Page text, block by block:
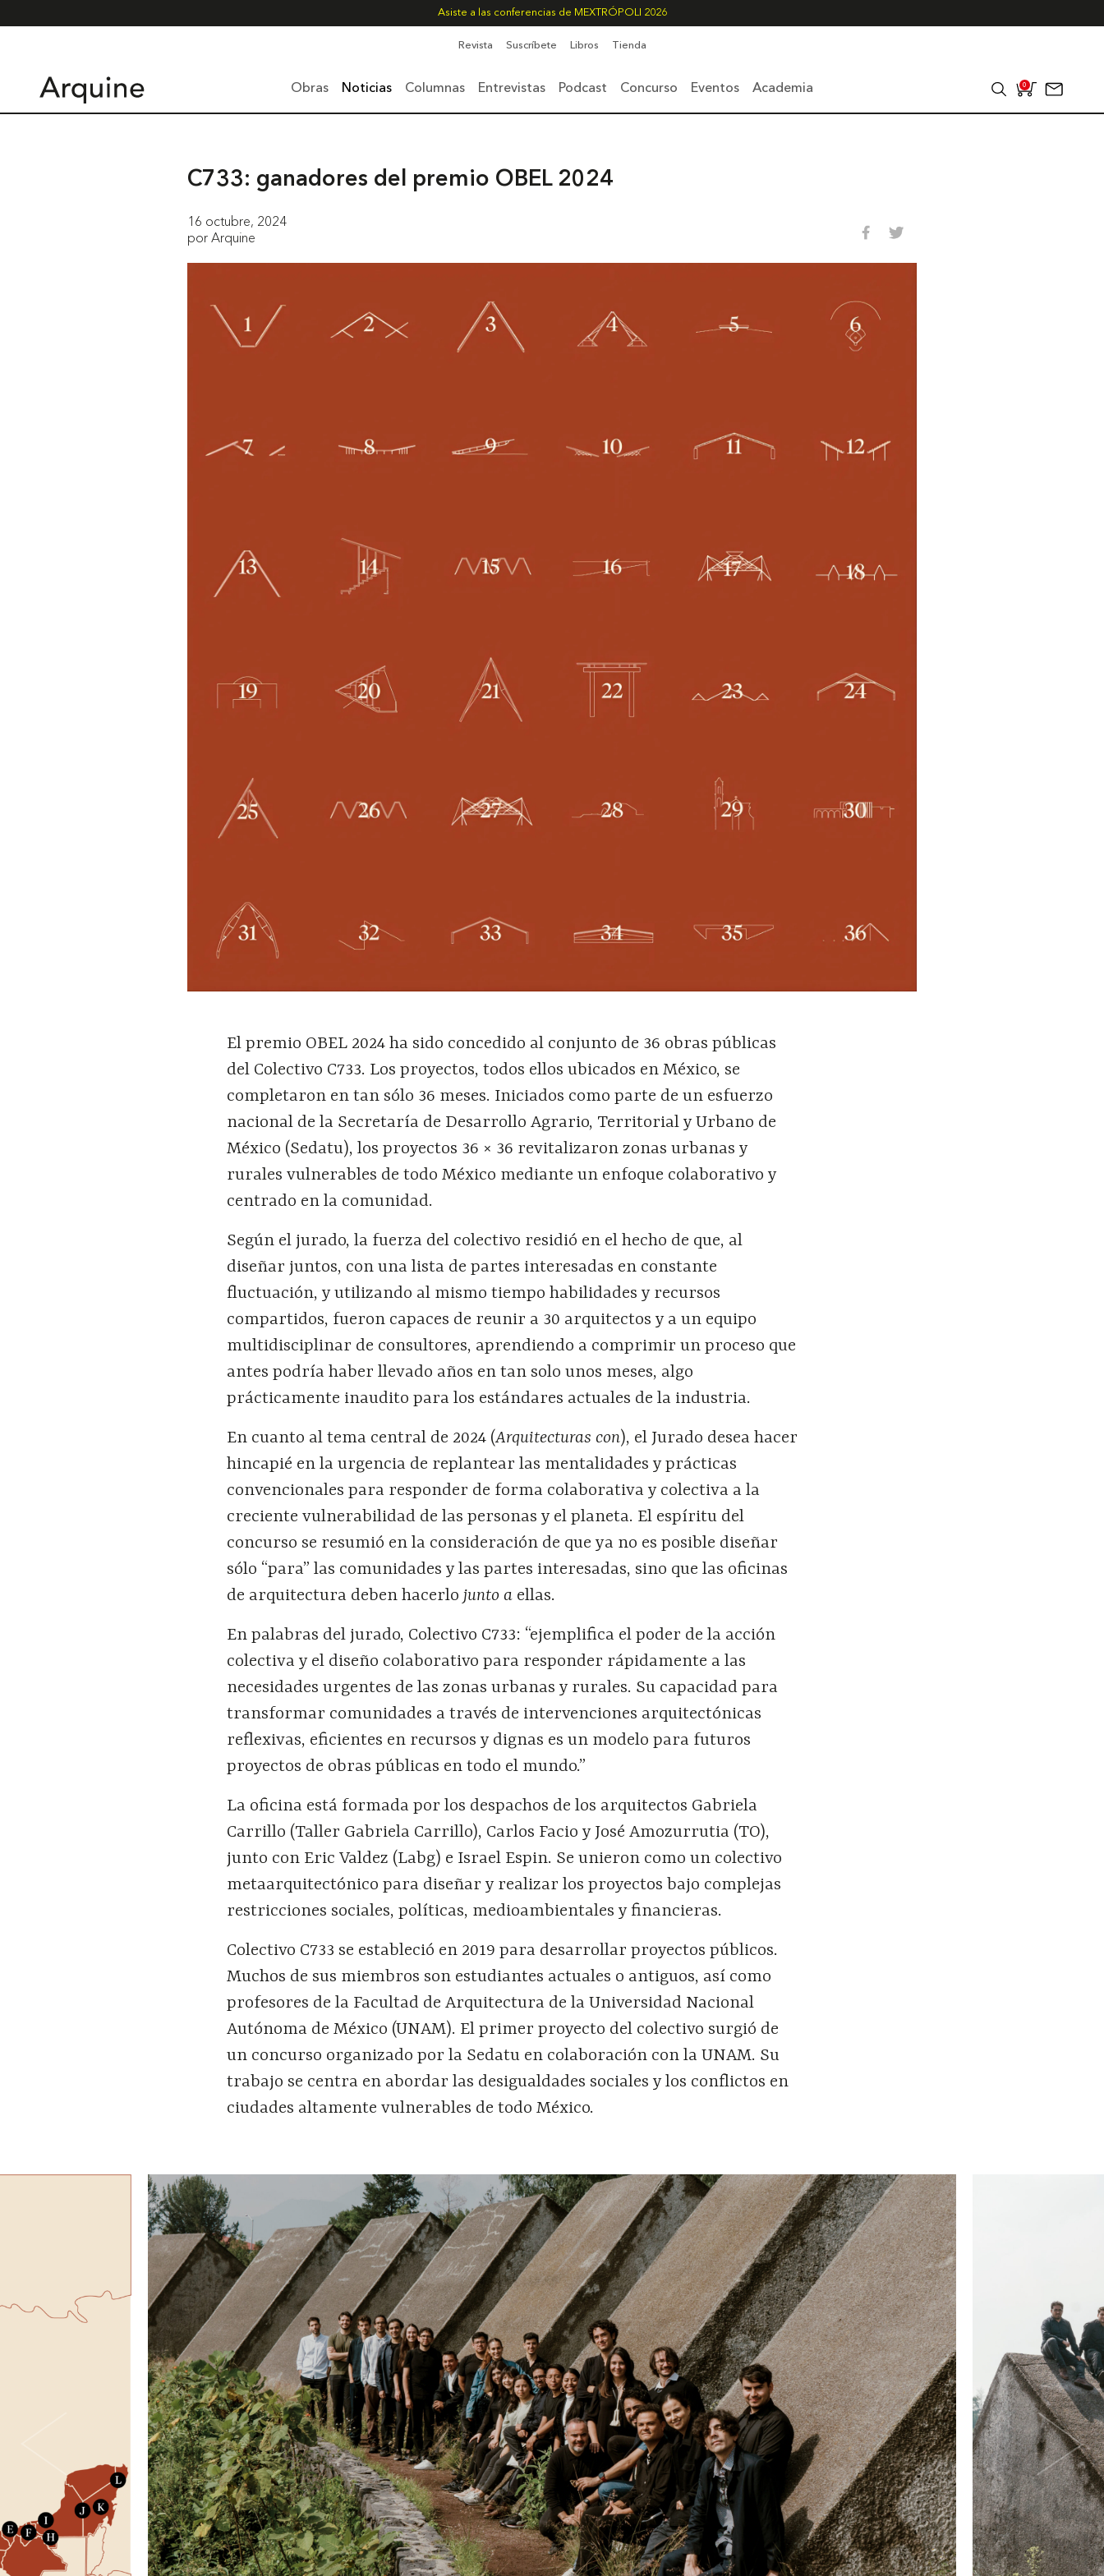
Asiste a las conferencias de MEXTRÓPOLI 2026
Revista Suscríbete Libros Tienda
Obras Noticias Columnas Entrevistas Podcast Concurso Eventos Academia 0
C733: ganadores del premio OBEL 2024
16 octubre, 2024
por Arquine
El premio OBEL 2024 ha sido concedido al conjunto de 36 obras públicas
del Colectivo C733. Los proyectos, todos ellos ubicados en México, se
completaron en tan sólo 36 meses. Iniciados como parte de un esfuerzo
nacional de la Secretaría de Desarrollo Agrario, Territorial y Urbano de
México (Sedatu), los proyectos 36 × 36 revitalizaron zonas urbanas y
rurales vulnerables de todo México mediante un enfoque colaborativo y
centrado en la comunidad.
Según el jurado, la fuerza del colectivo residió en el hecho de que, al
diseñar juntos, con una lista de partes interesadas en constante
fluctuación, y utilizando al mismo tiempo habilidades y recursos
compartidos, fueron capaces de reunir a 30 arquitectos y a un equipo
multidisciplinar de consultores, aprendiendo a comprimir un proceso que
antes podría haber llevado años en tan solo unos meses, algo
prácticamente inaudito para los estándares actuales de la industria.
En cuanto al tema central de 2024 (Arquitecturas con), el Jurado desea hacer
hincapié en la urgencia de replantear las mentalidades y prácticas
convencionales para responder de forma colaborativa y colectiva a la
creciente vulnerabilidad de las personas y el planeta. El espíritu del
concurso se resumió en la consideración de que ya no es posible diseñar
sólo “para” las comunidades y las partes interesadas, sino que las oficinas
de arquitectura deben hacerlojunto a ellas.
En palabras del jurado, Colectivo C733: “ejemplifica el poder de la acción
colectiva y el diseño colaborativo para responder rápidamente a las
necesidades urgentes de las zonas urbanas y rurales. Su capacidad para
transformar comunidades a través de intervenciones arquitectónicas
reflexivas, eficientes en recursos y dignas es un modelo para futuros
proyectos de obras públicas en todo el mundo.”
La oficina está formada por los despachos de los arquitectos Gabriela
Carrillo (Taller Gabriela Carrillo), Carlos Facio y José Amozurrutia (TO),
junto con Eric Valdez (Labg) e Israel Espin. Se unieron como un colectivo
metaarquitectónico para diseñar y realizar los proyectos bajo complejas
restricciones sociales, políticas, medioambientales y financieras.
Colectivo C733 se estableció en 2019 para desarrollar proyectos públicos.
Muchos de sus miembros son estudiantes actuales o antiguos, así como
profesores de la Facultad de Arquitectura de la Universidad Nacional
Autónoma de México (UNAM). El primer proyecto del colectivo surgió de
un concurso organizado por la Sedatu en colaboración con la UNAM. Su
trabajo se centra en abordar las desigualdades sociales y los conflictos en
ciudades altamente vulnerables de todo México.